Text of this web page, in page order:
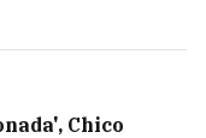
Chico